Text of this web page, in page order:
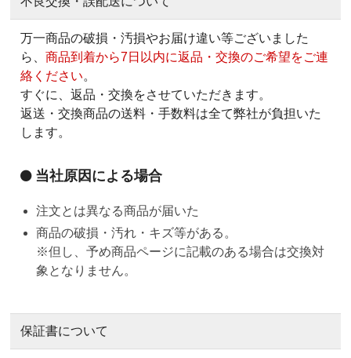
万一商品の破損・汚損やお届け違い等ございました
ら、商品到着から7日以内に返品・交換のご希望をご連
絡ください。
すぐに、返品・交換をさせていただきます。
返送・交換商品の送料・手数料は全て弊社が負担いた
します。
当社原因による場合
注文とは異なる商品が届いた
商品の破損・汚れ・キズ等がある。
※但し、予め商品ページに記載のある場合は交換対
象となりません。
保証書について